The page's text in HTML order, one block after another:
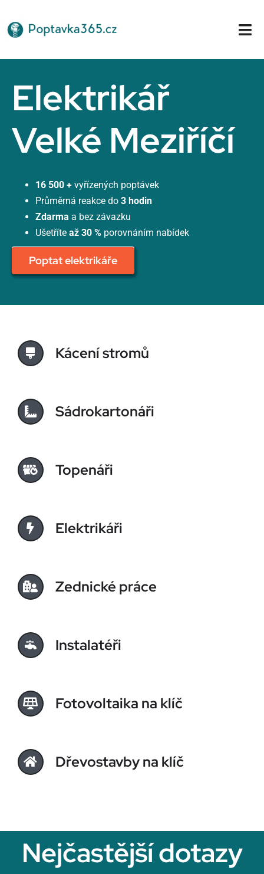
na
obsah
Elektrikář
Velké Meziříčí
16 500 + vyřízených poptávek
Průměrná reakce do 3 hodin
Zdarma a bez závazku
Ušetříte až 30 %porovnáním nabídek
Poptat elektrikáře
Kácení stromů
Sádrokartonáři
Topenáři
Elektrikáři
Zednické práce
Instalatéři
Fotovoltaika na klíč
Dřevostavby na klíč
Nejčastější dotazy